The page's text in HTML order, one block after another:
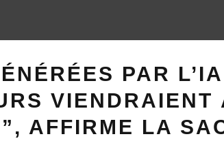
PAR
VIENDRAIENT
AFFIRME LA